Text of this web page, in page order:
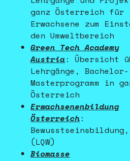
ganz Österreich für
Erwachsene zum
den Umweltbereich
Green Tech Academy
Austria: Übersicht
Lehrgänge,
Masterprogramm in
Österreich
Erwachsenenbildung
Österreich:
(LQW)
Biomasse